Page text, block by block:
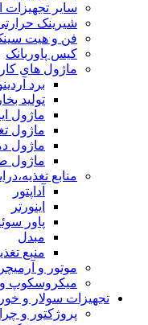
سایر تجهیزات
شیرینک
فن و هیت
کیس پاوربانک
ماژول های
برد
تولید بخار
ماژول
ماژول
ماژول
ماژول
منابع
آداپتور
اینورتر
پاور
مبدل
منبع
موتور و آرمیچر
میکروسکوپ و
تجهیزات سولار و
پروژکتور و